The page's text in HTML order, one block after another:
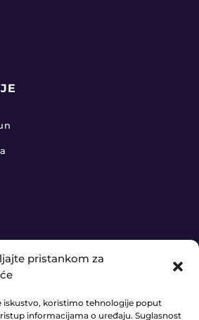
pristankom za
iskustvo, koristimo tehnologije poput
informacijama o uređaju. Suglasnost